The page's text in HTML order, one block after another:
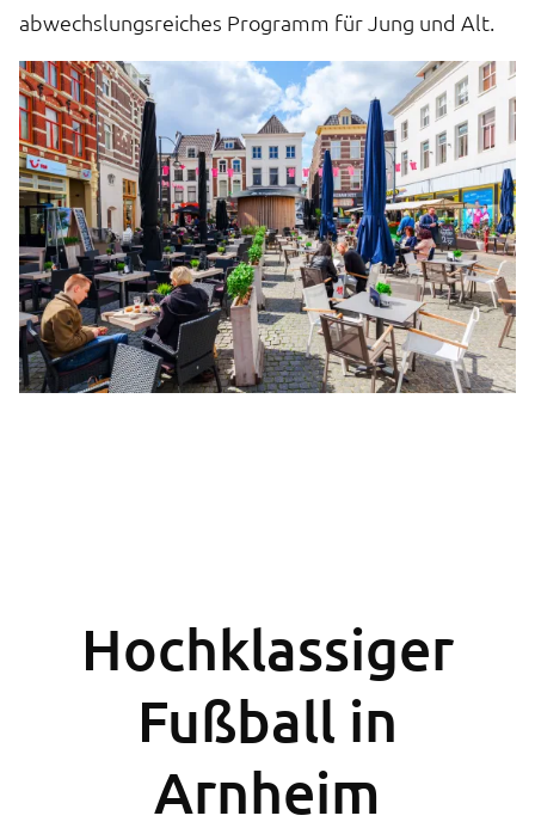
abwechslungsreiches Programm für Jung und Alt.
Hochklassiger
Fußball in
Arnheim